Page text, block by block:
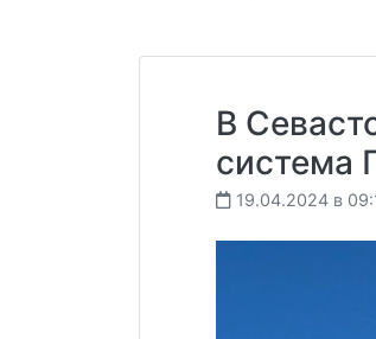
В
система
19.04.2024 в